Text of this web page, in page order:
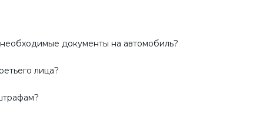
документы на автомобиль?
лица?